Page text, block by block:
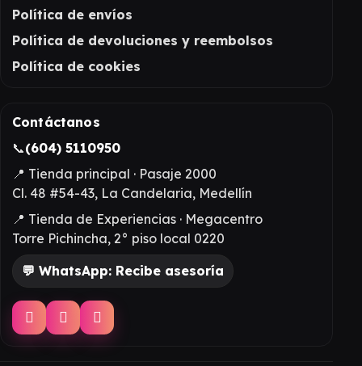
Política de envíos
Política de devoluciones y reembolsos
Política de cookies
Contáctanos
📞(604) 5110950
📍 Tienda principal · Pasaje 2000
Cl. 48 #54-43, La Candelaria, Medellín
📍 Tienda de Experiencias · Megacentro
Torre Pichincha, 2° piso local 0220
💬 WhatsApp: Recibe asesoría